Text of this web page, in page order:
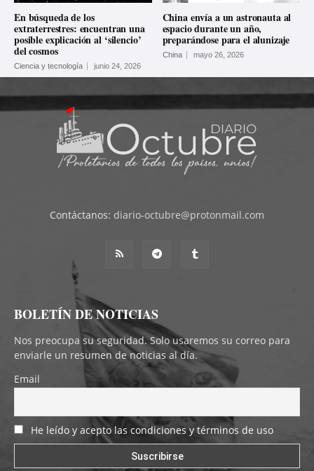
En búsqueda de los
extraterrestres: encuentran una
posible explicación al ‘silencio’
del cosmos
Ciencia y tecnología junio 24, 2026
China envía a un astronauta al
espacio durante un año,
preparándose para el alunizaje
China mayo 26, 2026
Contáctanos: diario-octubre@protonmail.com
BOLETÍN DE NOTICIAS
Nos preocupa su seguridad. Solo usaremos su correo para
enviarle un resumen de noticias al día.
Email
He leído y acepto las condiciones y términos de uso